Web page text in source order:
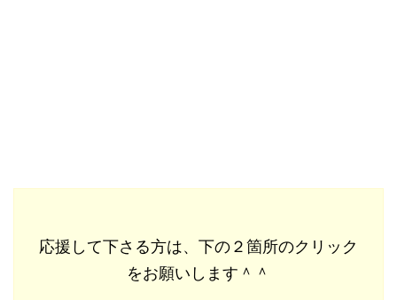
応援して下さる方は、下の２箇所のクリック
をお願いします＾＾